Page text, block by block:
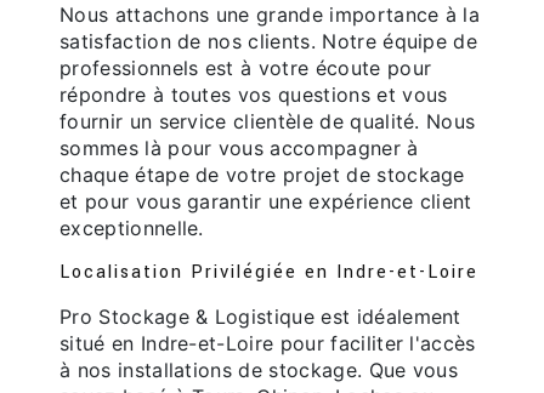
Nous attachons une grande importance à la
satisfaction de nos clients. Notre équipe de
professionnels est à votre écoute pour
répondre à toutes vos questions et vous
fournir un service clientèle de qualité. Nous
sommes là pour vous accompagner à
chaque étape de votre projet de stockage
et pour vous garantir une expérience client
exceptionnelle.
Localisation Privilégiée en Indre-et-Loire
Pro Stockage & Logistique est idéalement
situé en Indre-et-Loire pour faciliter l'accès
à nos installations de stockage. Que vous